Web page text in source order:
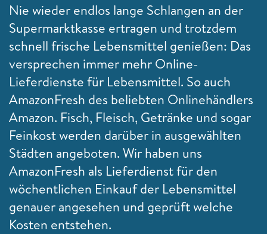
Nie wieder endlos lange Schlangen an der
Supermarktkasse ertragen und trotzdem
schnell frische Lebensmittel genießen: Das
versprechen immer mehr Online-
Lieferdienste für Lebensmittel. So auch
AmazonFresh des beliebten Onlinehändlers
Amazon. Fisch, Fleisch, Getränke und sogar
Feinkost werden darüber in ausgewählten
Städten angeboten. Wir haben uns
AmazonFresh als Lieferdienst für den
wöchentlichen Einkauf der Lebensmittel
genauer angesehen und geprüft welche
Kosten entstehen.